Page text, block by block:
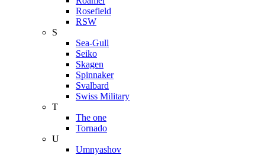
Rosefield
RSW
S
Sea-Gull
Seiko
Skagen
Spinnaker
Svalbard
Swiss Military
T
The one
Tornado
U
Umnyashov